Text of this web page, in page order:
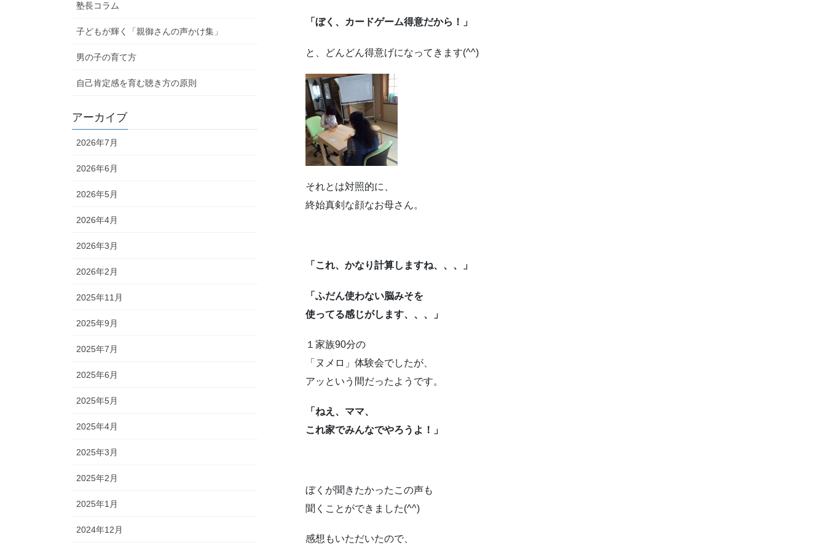
「ぼく、カードゲーム得意だから！」
と、どんどん得意げになってきます(^^)
それとは対照的に、
終始真剣な顔なお母さん。
「これ、かなり計算しますね、、、」
「ふだん使わない脳みそを
使ってる感じがします、、、」
１家族90分の
「ヌメロ」体験会でしたが、
アッという間だったようです。
「ねえ、ママ、
これ家でみんなでやろうよ！」
ぼくが聞きたかったこの声も
聞くことができました(^^)
感想もいただいたので、
塾長コラム
子どもが輝く「親御さんの声かけ集」
男の子の育て方
自己肯定感を育む聴き方の原則
アーカイブ
2026年7月
2026年6月
2026年5月
2026年4月
2026年3月
2026年2月
2025年11月
2025年9月
2025年7月
2025年6月
2025年5月
2025年4月
2025年3月
2025年2月
2025年1月
2024年12月